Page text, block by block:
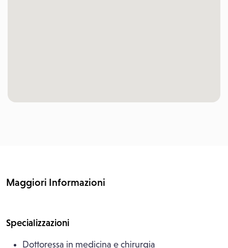
Maggiori Informazioni
Specializzazioni
Dottoressa in medicina e chirurgia